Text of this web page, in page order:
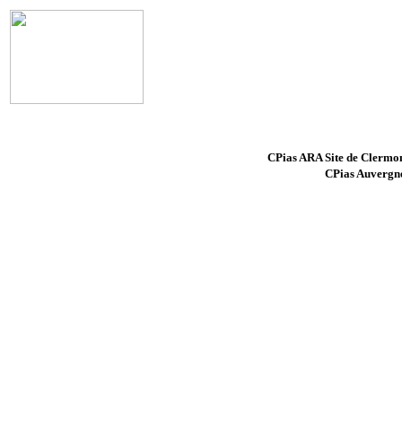
CPias ARA Site de
CPias